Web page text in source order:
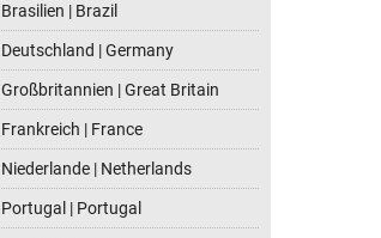
Brasilien | Brazil
Deutschland | Germany
Großbritannien | Great Britain
Frankreich | France
Niederlande | Netherlands
Portugal | Portugal